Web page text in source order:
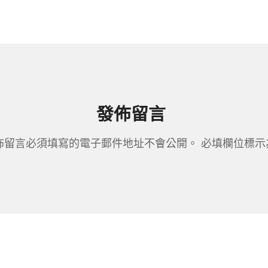
發佈留言
留言必須填寫的電子郵件地址不會公開。 必填欄位標